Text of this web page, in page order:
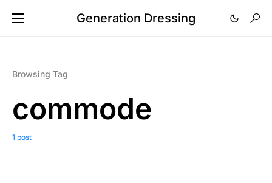
Generation Dressing
Browsing Tag
commode
1 post